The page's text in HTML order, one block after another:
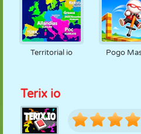
Territorial io Pogo
Terix io